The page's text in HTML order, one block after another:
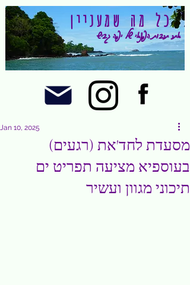
אתר תרבות הפנאי של יפה גביש
כל מה שמעניין
מסעדת לחד'את (רגעים)
בעוספיא מציעה תפריט ים
תיכוני מגוון ועשיר
Jan 10, 2025